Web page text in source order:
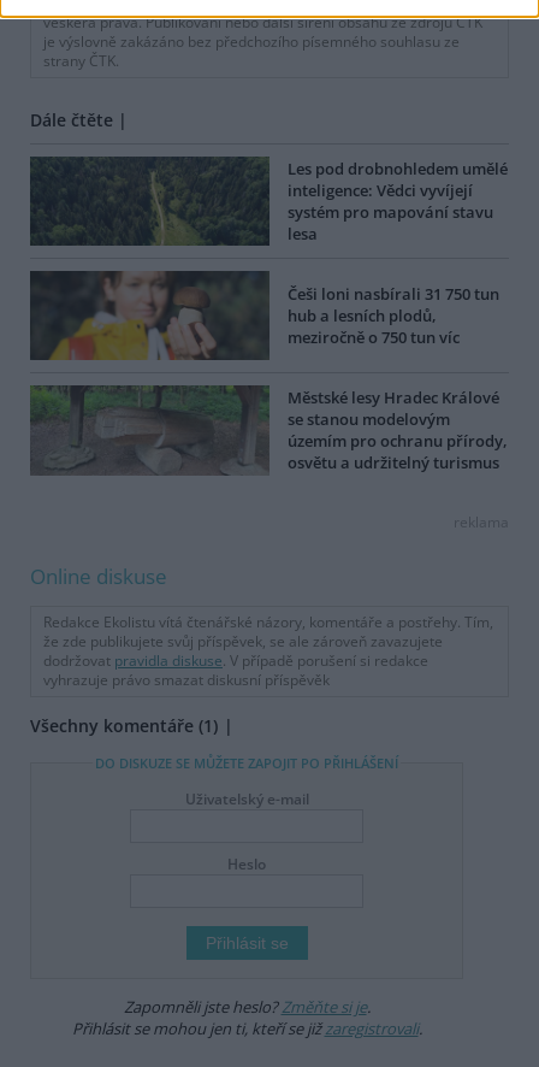
veškerá práva. Publikování nebo další šíření obsahu ze zdrojů ČTK
je výslovně zakázáno bez předchozího písemného souhlasu ze
strany ČTK.
Dále čtěte |
Les pod drobnohledem umělé
inteligence: Vědci vyvíjejí
systém pro mapování stavu
lesa
Češi loni nasbírali 31 750 tun
hub a lesních plodů,
meziročně o 750 tun víc
Městské lesy Hradec Králové
se stanou modelovým
územím pro ochranu přírody,
osvětu a udržitelný turismus
reklama
Online diskuse
Redakce Ekolistu vítá čtenářské názory, komentáře a postřehy. Tím,
že zde publikujete svůj příspěvek, se ale zároveň zavazujete
dodržovat pravidla diskuse. V případě porušení si redakce
vyhrazuje právo smazat diskusní příspěvěk
Všechny komentáře (1)
DO DISKUZE SE MŮŽETE ZAPOJIT PO PŘIHLÁŠENÍ
Uživatelský e-mail
Heslo
Zapomněli jste heslo?Změňte si je.
Přihlásit se mohou jen ti, kteří se jižzaregistrovali.